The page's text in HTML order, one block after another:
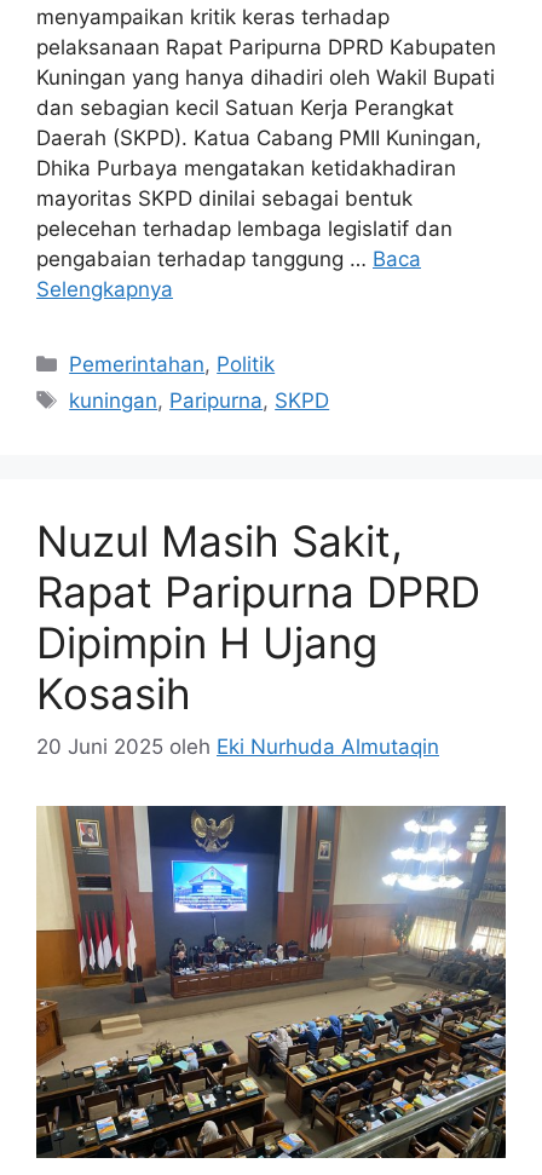
menyampaikan kritik keras terhadap
pelaksanaan Rapat Paripurna DPRD Kabupaten
Kuningan yang hanya dihadiri oleh Wakil Bupati
dan sebagian kecil Satuan Kerja Perangkat
Daerah (SKPD). Katua Cabang PMII Kuningan,
Dhika Purbaya mengatakan ketidakhadiran
mayoritas SKPD dinilai sebagai bentuk
pelecehan terhadap lembaga legislatif dan
pengabaian terhadap tanggung … Baca
Selengkapnya
Kategori
Pemerintahan, Politik
Tag
kuningan, Paripurna, SKPD
Nuzul Masih Sakit,
Rapat Paripurna DPRD
Dipimpin H Ujang
Kosasih
20 Juni 2025 oleh Eki Nurhuda Almutaqin